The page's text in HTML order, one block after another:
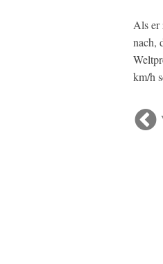
Als er
nach,
km/h